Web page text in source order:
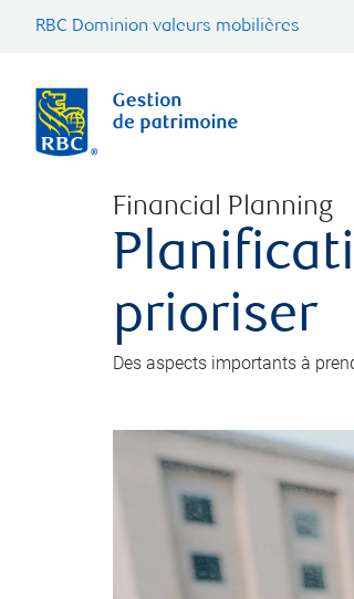
RBC Dominion valeurs mobilières
Financial Planning
prioriser
Des aspects importants à